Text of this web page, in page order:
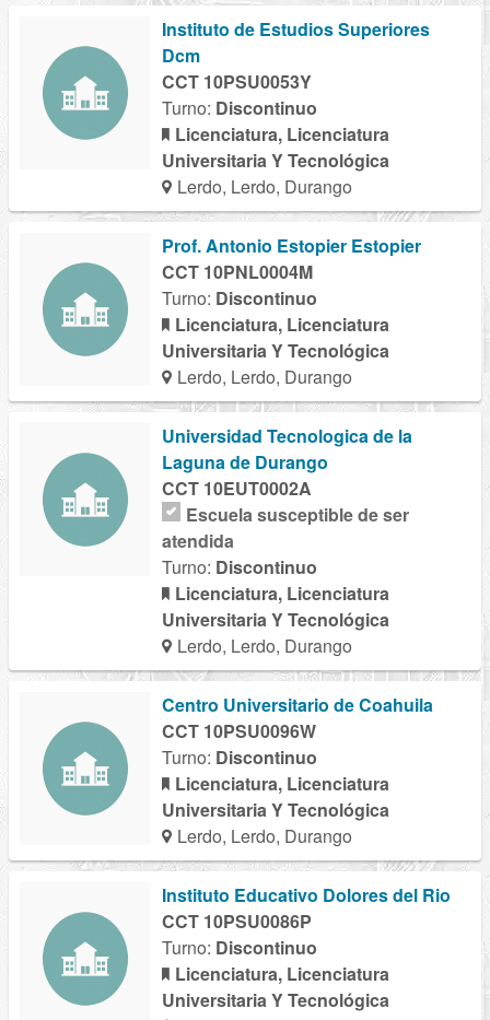
Instituto de Estudios Superiores
Dcm
CCT 10PSU0053Y
Turno: Discontinuo
Licenciatura, Licenciatura
Universitaria Y Tecnológica
Lerdo, Lerdo, Durango
Prof. Antonio Estopier Estopier
CCT 10PNL0004M
Turno: Discontinuo
Licenciatura, Licenciatura
Universitaria Y Tecnológica
Lerdo, Lerdo, Durango
Universidad Tecnologica de la
Laguna de Durango
CCT 10EUT0002A
Escuela susceptible de ser
atendida
Turno: Discontinuo
Licenciatura, Licenciatura
Universitaria Y Tecnológica
Lerdo, Lerdo, Durango
Centro Universitario de Coahuila
CCT 10PSU0096W
Turno: Discontinuo
Licenciatura, Licenciatura
Universitaria Y Tecnológica
Lerdo, Lerdo, Durango
Instituto Educativo Dolores del Rio
CCT 10PSU0086P
Turno: Discontinuo
Licenciatura, Licenciatura
Universitaria Y Tecnológica